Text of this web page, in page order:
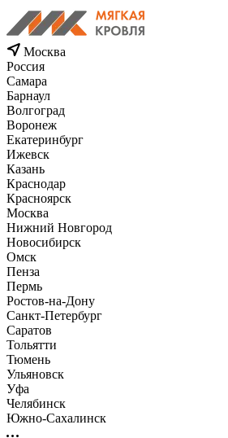
Москва
Россия
Самара
Барнаул
Волгоград
Воронеж
Екатеринбург
Ижевск
Казань
Краснодар
Красноярск
Москва
Нижний Новгород
Новосибирск
Омск
Пенза
Пермь
Ростов-на-Дону
Санкт-Петербург
Саратов
Тольятти
Тюмень
Ульяновск
Уфа
Челябинск
Южно-Сахалинск